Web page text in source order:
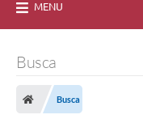
MENU
Busca
Busca